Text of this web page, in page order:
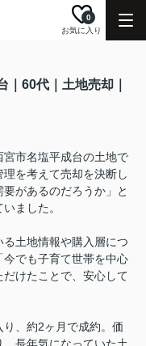
お気に入り
0
｜60代｜土地売却｜
市名塩平成台の土地で
を考えて売却を決断し
があるのだろうか」と
ました。
土地情報や購入層につ
でも子育て世帯を中心
けたことで、安心して
、約2ヶ月で成約。価